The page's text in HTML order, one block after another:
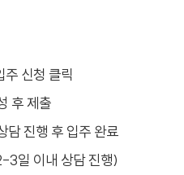
주 신청 클릭
후 제출
담 진행 후 입주 완료
3일 이내 상담 진행)